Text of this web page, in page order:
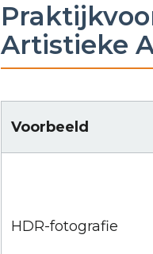
Artistieke
Voorbeeld
HDR-fotografie